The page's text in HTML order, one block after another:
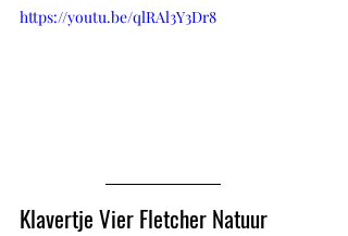
https://youtu.be/qlRAl3Y3Dr8
Klavertje Vier Fletcher Natuur